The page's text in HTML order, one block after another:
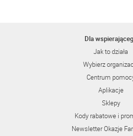
Dla
Jak to działa
Wybierz
Centrum
Aplikacje
Sklepy
Kody rabatowe i
Newsletter Okazje